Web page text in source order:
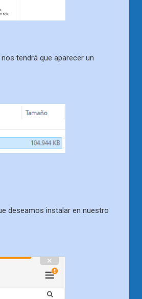
tendrá que aparecer un
deseamos instalar en nuestro